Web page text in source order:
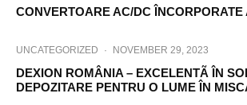
CONVERTOARE AC/DC ÎNCORPORATE
UNCATEGORIZED · NOVEMBER 29, 2023
DEXION ROMÂNIA – EXCELENTÃ ÎN
DEPOZITARE PENTRU O LUME ÎN